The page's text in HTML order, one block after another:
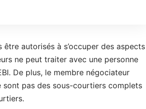
autorisés à s’occuper des aspects
ne peut traiter avec une personne
De plus, le membre négociateur
sont pas des sous-courtiers complets